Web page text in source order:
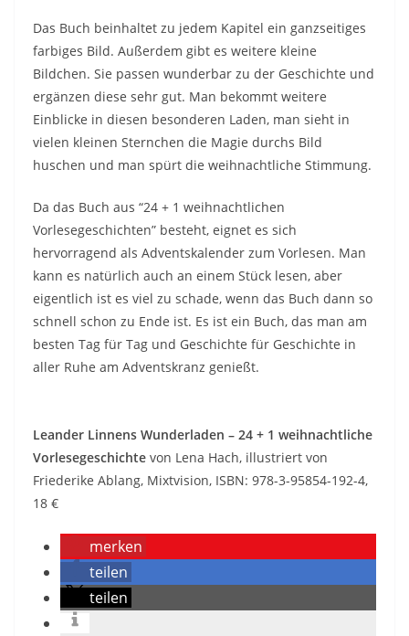
Das Buch beinhaltet zu jedem Kapitel ein ganzseitiges
farbiges Bild. Außerdem gibt es weitere kleine
Bildchen. Sie passen wunderbar zu der Geschichte und
ergänzen diese sehr gut. Man bekommt weitere
Einblicke in diesen besonderen Laden, man sieht in
vielen kleinen Sternchen die Magie durchs Bild
huschen und man spürt die weihnachtliche Stimmung.
Da das Buch aus “24 + 1 weihnachtlichen
Vorlesegeschichten” besteht, eignet es sich
hervorragend als Adventskalender zum Vorlesen. Man
kann es natürlich auch an einem Stück lesen, aber
eigentlich ist es viel zu schade, wenn das Buch dann so
schnell schon zu Ende ist. Es ist ein Buch, das man am
besten Tag für Tag und Geschichte für Geschichte in
aller Ruhe am Adventskranz genießt.
Leander Linnens Wunderladen – 24 + 1 weihnachtliche
Vorlesegeschichte von Lena Hach, illustriert von
Friederike Ablang, Mixtvision, ISBN: 978-3-95854-192-4,
18 €
merken
teilen
teilen